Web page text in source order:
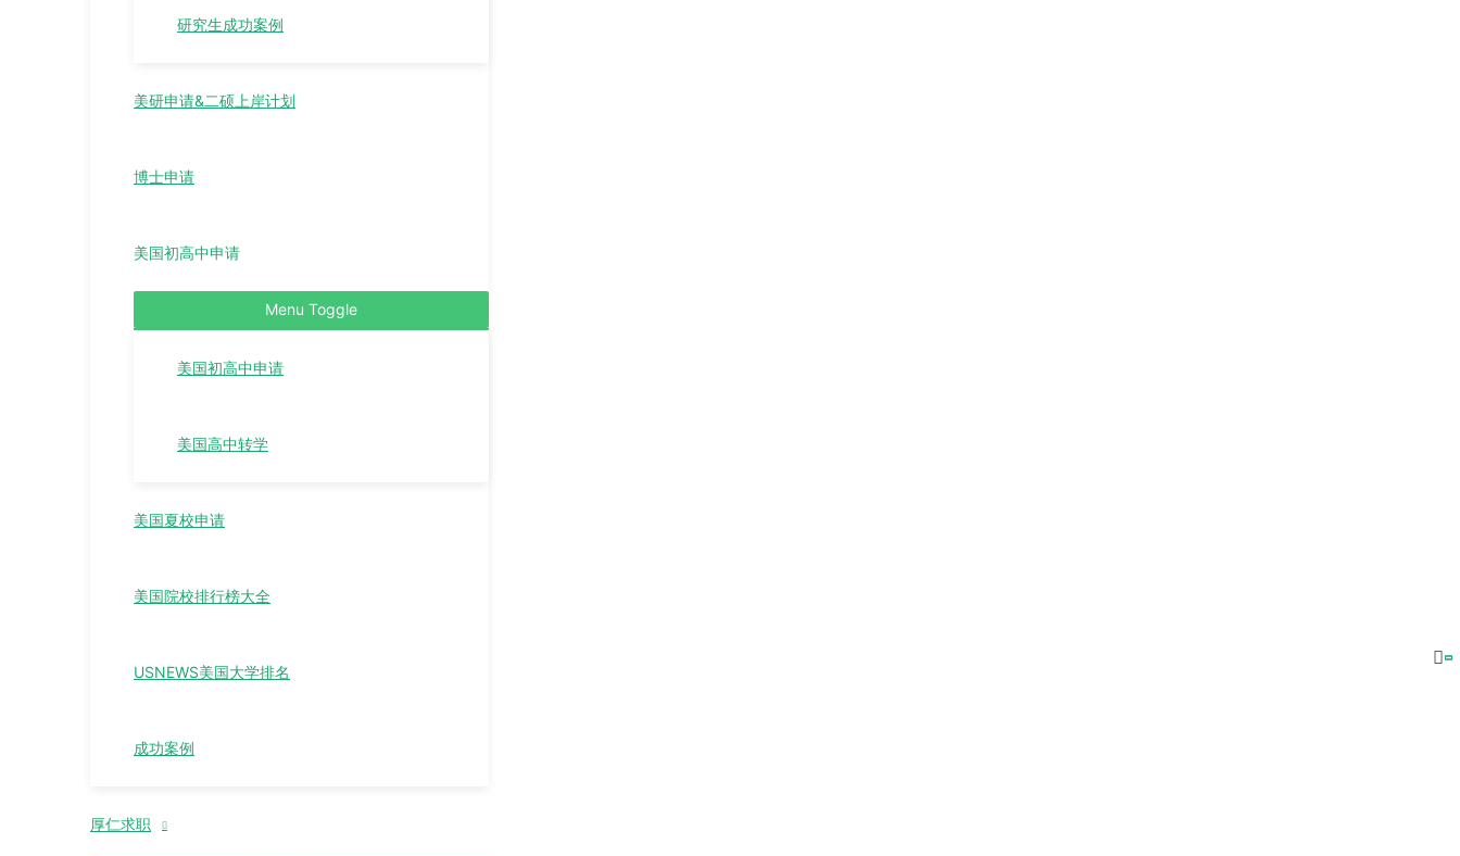
研究生成功案例
美研申请&二硕上岸计划
博士申请
美国初高中申请
Menu Toggle
美国初高中申请
美国高中转学
美国夏校申请
美国院校排行榜大全
USNEWS美国大学排名
成功案例
厚仁求职